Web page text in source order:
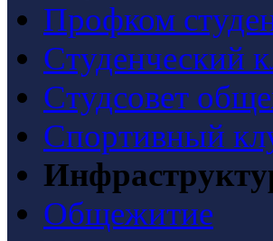
Профком
Студенческий
Студсовет
Спортивный
Общежитие